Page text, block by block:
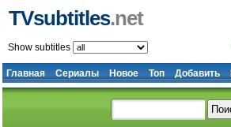
TVsubtitles.net
Главная Сериалы Новое Топ Добавить
Show subtitles